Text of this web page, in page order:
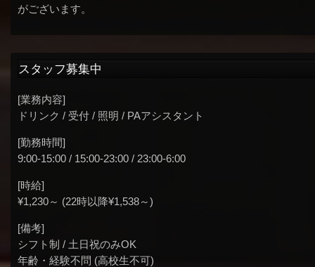
がございます。
スタッフ募集中
[業務内容]
ドリンク / 受付 / 照明 / PAアシスタント
[勤務時間]
9:00-15:00 / 15:00-23:00 / 23:00-6:00
[時給]
¥1,230～ (22時以降¥1,538～)
[備考]
シフト制 / 土日祝のみOK
年齢・経験不問 (高校生不可)